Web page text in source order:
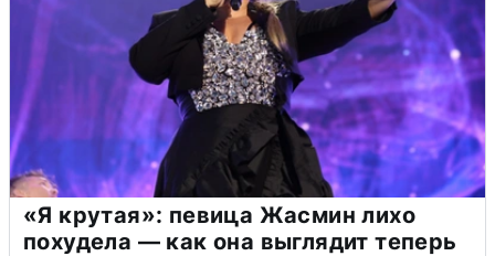
«Я крутая»: певица Жасмин лихо
похудела — как она выглядит теперь